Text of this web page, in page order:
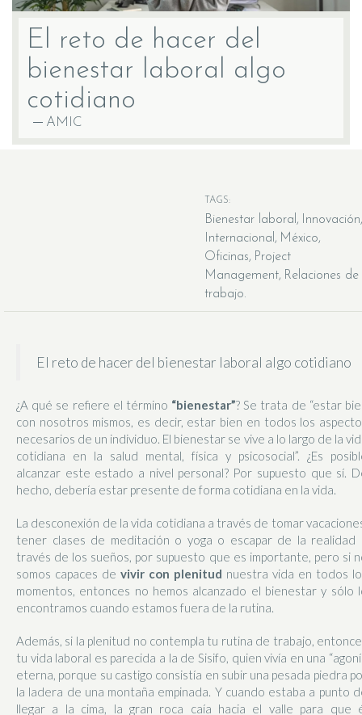
El reto de hacer del
bienestar laboral algo
cotidiano
AMIC
TAGS:
Bienestar laboral
Innovación
Internacional
México
Oficinas
Project
Management Relaciones de
trabajo
El reto de hacer del bienestar laboral algo cotidiano
¿A qué se refiere el término “bienestar”? Se trata de “estar
con nosotros mismos, es decir, estar bien en todos los
necesarios de un individuo. El bienestar se vive a lo largo de la
cotidiana en la salud mental, física y psicosocial”. ¿Es
alcanzar este estado a nivel personal? Por supuesto que sí.
hecho, debería estar presente de forma cotidiana en la vida.
La desconexión de la vida cotidiana a través de tomar
tener clases de meditación o yoga o escapar de la realidad
través de los sueños, por supuesto que es importante, pero si
somos capaces de vivir con plenitud nuestra vida en todos
momentos, entonces no hemos alcanzado el bienestar y sólo
encontramos cuando estamos fuera de la rutina.
Además, si la plenitud no contempla tu rutina de trabajo,
tu vida laboral es parecida a la de Sisifo, quien vivía en una
eterna, porque su castigo consistía en subir una pesada piedra
la ladera de una montaña empinada. Y cuando estaba a punto
llegar a la cima, la gran roca caía hacia el valle para que